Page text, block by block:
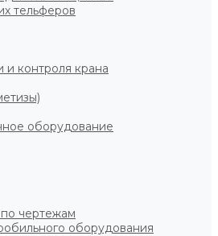
тельферов
контроля крана
оборудование
чертежам
оборудования